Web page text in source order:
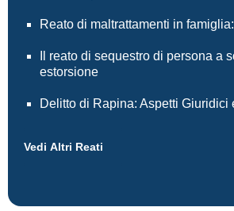
Reato di maltrattamenti in
Il reato di sequestro di persona a
estorsione
Delitto di Rapina: Aspetti Giuridici
Vedi Altri Reati